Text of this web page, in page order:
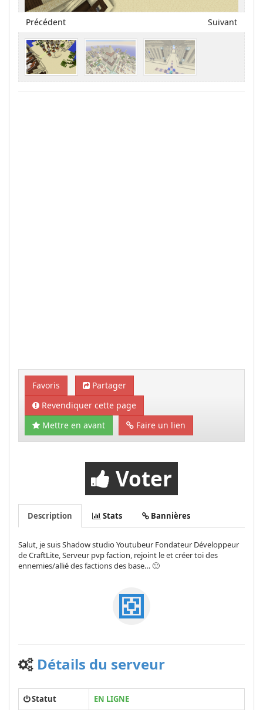
Précédent Suivant
Favoris
Partager
Revendiquer cette page
Mettre en avant
Faire un lien
Voter
Description Stats Bannières
Salut, je suis Shadow studio Youtubeur Fondateur Développeur
de CraftLite, Serveur pvp faction, rejoint le et créer toi des
ennemies/allié des factions des base… 🙂
Détails du serveur
Statut EN LIGNE